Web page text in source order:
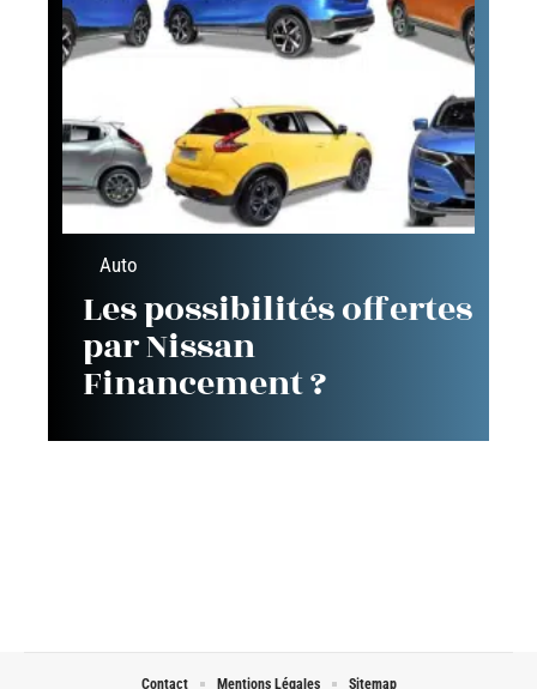
Auto
Les possibilités offertes
par Nissan
Financement ?
Contact Mentions Légales Sitemap